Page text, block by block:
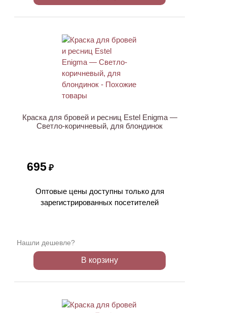
Краска для бровей и ресниц Estel Enigma —
Светло-коричневый, для блондинок
695 ₽
Оптовые цены доступны только для
зарегистрированных посетителей
Нашли дешевле?
В корзину